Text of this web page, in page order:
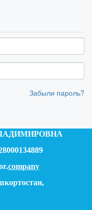
Забыли пароль?
company